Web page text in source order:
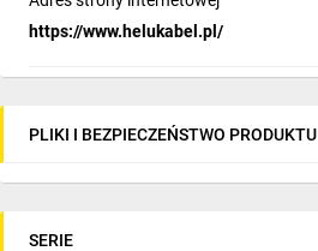
https://www.helukabel.pl/
PLIKI I BEZPIECZEŃSTWO PRODUKTU
SERIE